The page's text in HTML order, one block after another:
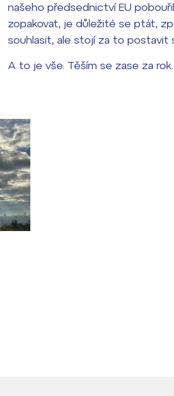
našeho předsednictví EU
zopakovat, je důležité se ptát,
souhlasit, ale stojí za to postavit
A to je vše. Těším se zase za rok.